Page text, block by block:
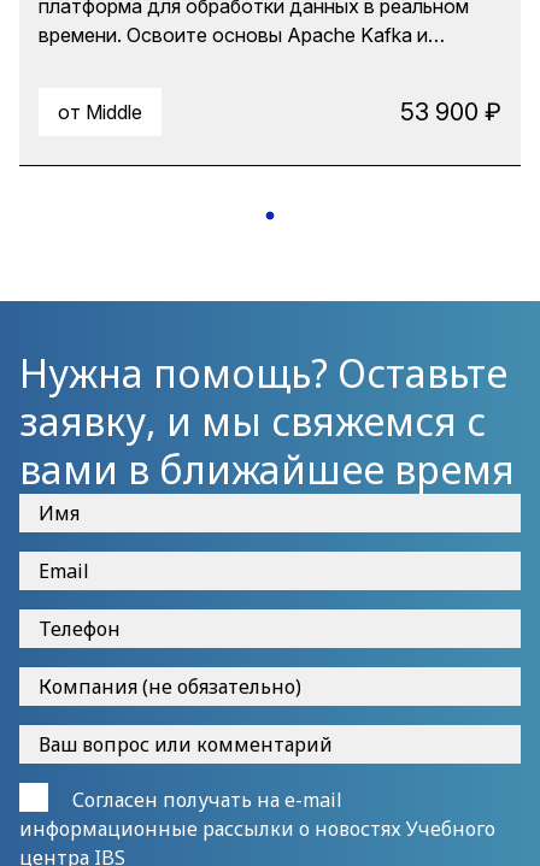
платформа для обработки данных в реальном
времени. Освоите основы Apache Kafka и
практический опыт работы с экосистемой Kafka,
от Middle 53 900 ₽
Нужна помощь? Оставьте
заявку, и мы свяжемся с
вами в ближайшее время
Согласен получать на e-mail
информационные рассылки о новостях Учебного
центра IBS